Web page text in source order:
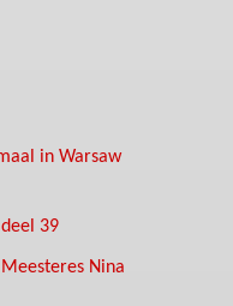
in Warsaw
39
Nina